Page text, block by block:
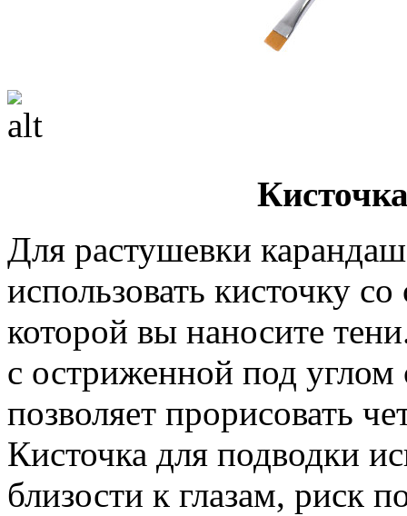
Для растушевки
использовать кисточку
которой вы наносите
с остриженной под
позволяет прорисовать
Кисточка для подводки
близости к глазам, риск